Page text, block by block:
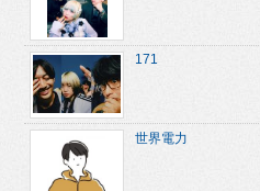
171
世界電力